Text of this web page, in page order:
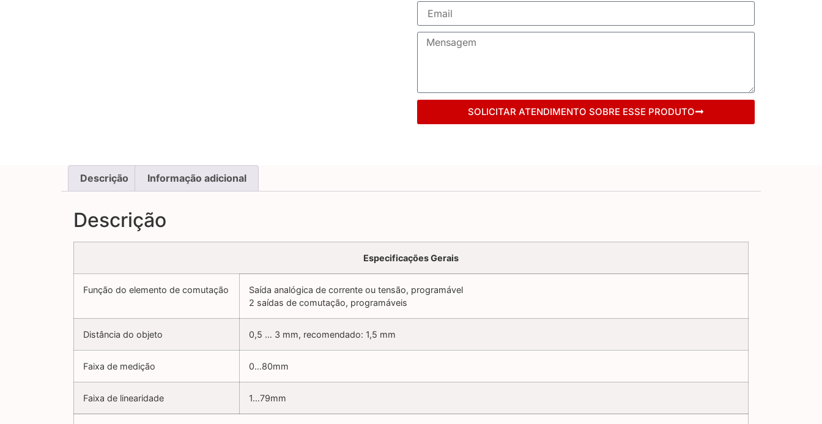
SOLICITAR ATENDIMENTO SOBRE ESSE PRODUTO
Descrição Informação adicional
Descrição
Especificações Gerais
Função do elemento de comutação
Saída analógica de corrente ou tensão, programável
2 saídas de comutação, programáveis
Distância do objeto 0,5 … 3 mm, recomendado: 1,5 mm
Faixa de medição 0…80mm
Faixa de linearidade 1…79mm